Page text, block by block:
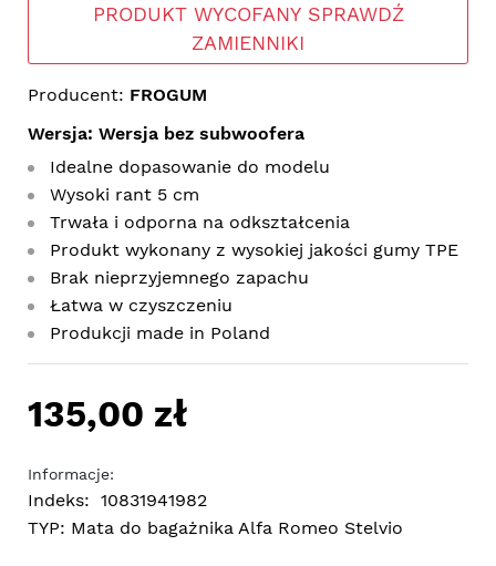
PRODUKT WYCOFANY SPRAWDŹ
ZAMIENNIKI
Producent: FROGUM
Wersja: Wersja bez subwoofera
Idealne dopasowanie do modelu
Wysoki rant 5 cm
Trwała i odporna na odkształcenia
Produkt wykonany z wysokiej jakości gumy TPE
Brak nieprzyjemnego zapachu
Łatwa w czyszczeniu
Produkcji made in Poland
135,00 zł
Informacje:
Indeks: 10831941982
TYP: Mata do bagażnika Alfa Romeo Stelvio